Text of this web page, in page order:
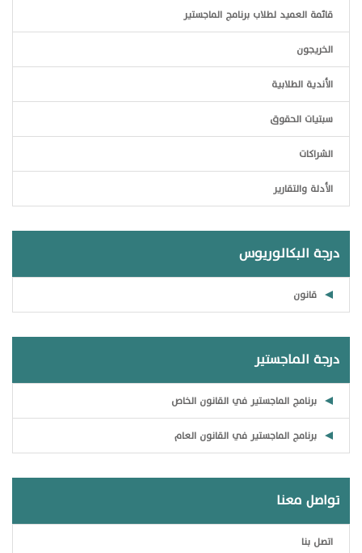
قائمة العميد لطلاب برنامج الماجستير
الخريجون
الأندية الطلابية
سبتيات الحقوق
الشراكات
الأدلة والتقارير
درجة البكالوريوس
قانون
درجة الماجستير
برنامج الماجستير في القانون الخاص
برنامج الماجستير في القانون العام
تواصل معنا
اتصل بنا